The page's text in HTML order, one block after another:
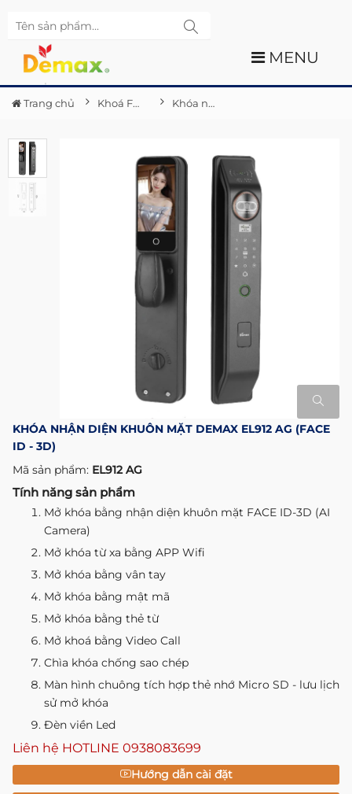
MENU
Trang chủ Khoá Face ID cửa gỗ Khóa nhận diện khuôn mặt Demax EL912 AG (FACE ID - 3D)
KHÓA NHẬN DIỆN KHUÔN MẶT DEMAX EL912 AG (FACE
ID - 3D)
Mã sản phẩm: EL912 AG
Tính năng sản phẩm
Mở khóa bằng nhận diện khuôn mặt FACE ID-3D (AI
Camera)
Mở khóa từ xa bằng APP Wifi
Mở khóa bằng vân tay
Mở khóa bằng mật mã
Mở khóa bằng thẻ từ
Mở khoá bằng Video Call
Chìa khóa chống sao chép
Màn hình chuông tích hợp thẻ nhớ Micro SD - lưu lịch
sử mở khóa
Đèn viền Led
Liên hệ HOTLINE 0938083699
Hướng dẫn cài đặt